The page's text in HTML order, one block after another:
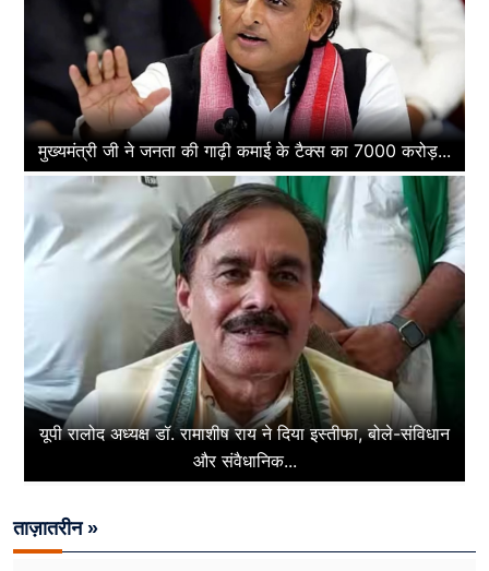
मुख्यमंत्री जी ने जनता की गाढ़ी कमाई के टैक्स का 7000 करोड़...
यूपी रालोद अध्यक्ष डॉ. रामाशीष राय ने दिया इस्तीफा, बोले-संविधान
और संवैधानिक...
ताज़ातरीन »